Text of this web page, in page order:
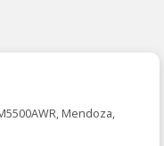
Mendoza,